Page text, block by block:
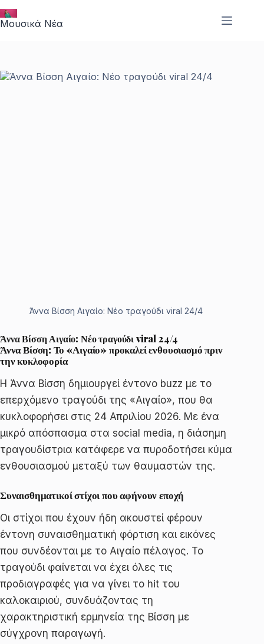
στο
περιεχόμενο
Μουσικά Νέα
Άννα Βίσση Αιγαίο: Νέο τραγούδι viral 24/4
Άννα Βίσση Αιγαίο: Νέο τραγούδι viral 24/4
Άννα Βίσση: Το «Αιγαίο» προκαλεί ενθουσιασμό πριν
την κυκλοφορία
Η Άννα Βίσση δημιουργεί έντονο buzz με το
επερχόμενο τραγούδι της «Αιγαίο», που θα
κυκλοφορήσει στις 24 Απριλίου 2026. Με ένα
μικρό απόσπασμα στα social media, η διάσημη
τραγουδίστρια κατάφερε να πυροδοτήσει κύμα
ενθουσιασμού μεταξύ των θαυμαστών της.
Συναισθηματικοί στίχοι που αφήνουν εποχή
Οι στίχοι που έχουν ήδη ακουστεί φέρουν
έντονη συναισθηματική φόρτιση και εικόνες
που συνδέονται με το Αιγαίο πέλαγος. Το
τραγούδι φαίνεται να έχει όλες τις
προδιαγραφές για να γίνει το hit του
καλοκαιριού, συνδυάζοντας τη
χαρακτηριστική ερμηνεία της Βίσση με
σύγχρονη παραγωγή.